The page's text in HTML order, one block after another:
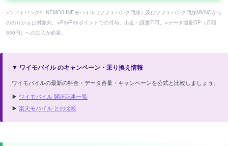
※ソフトバンク/LINEMO/LINEモバイル（ソフトバンク回線）及びソフトバンク回線MVNOから
ののりかえは対象外。※PayPayポイントでの付与、出金・譲渡不可。※データ増量OP（月額
550円）への加入が必要。
▼ ワイモバイル のキャンペーン・乗り換え情報
ワイモバイルの最新の料金・データ容量・キャンペーンを公式と比較しましょう。
▶ ワイモバイル 関連記事一覧
▶ 楽天モバイル との比較